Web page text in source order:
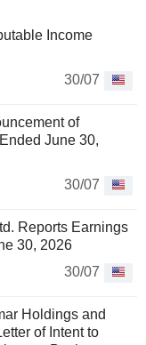
Income
30/07
of
June 30,
30/07
Reports Earnings
30, 2026
30/07
Holdings and
of Intent to